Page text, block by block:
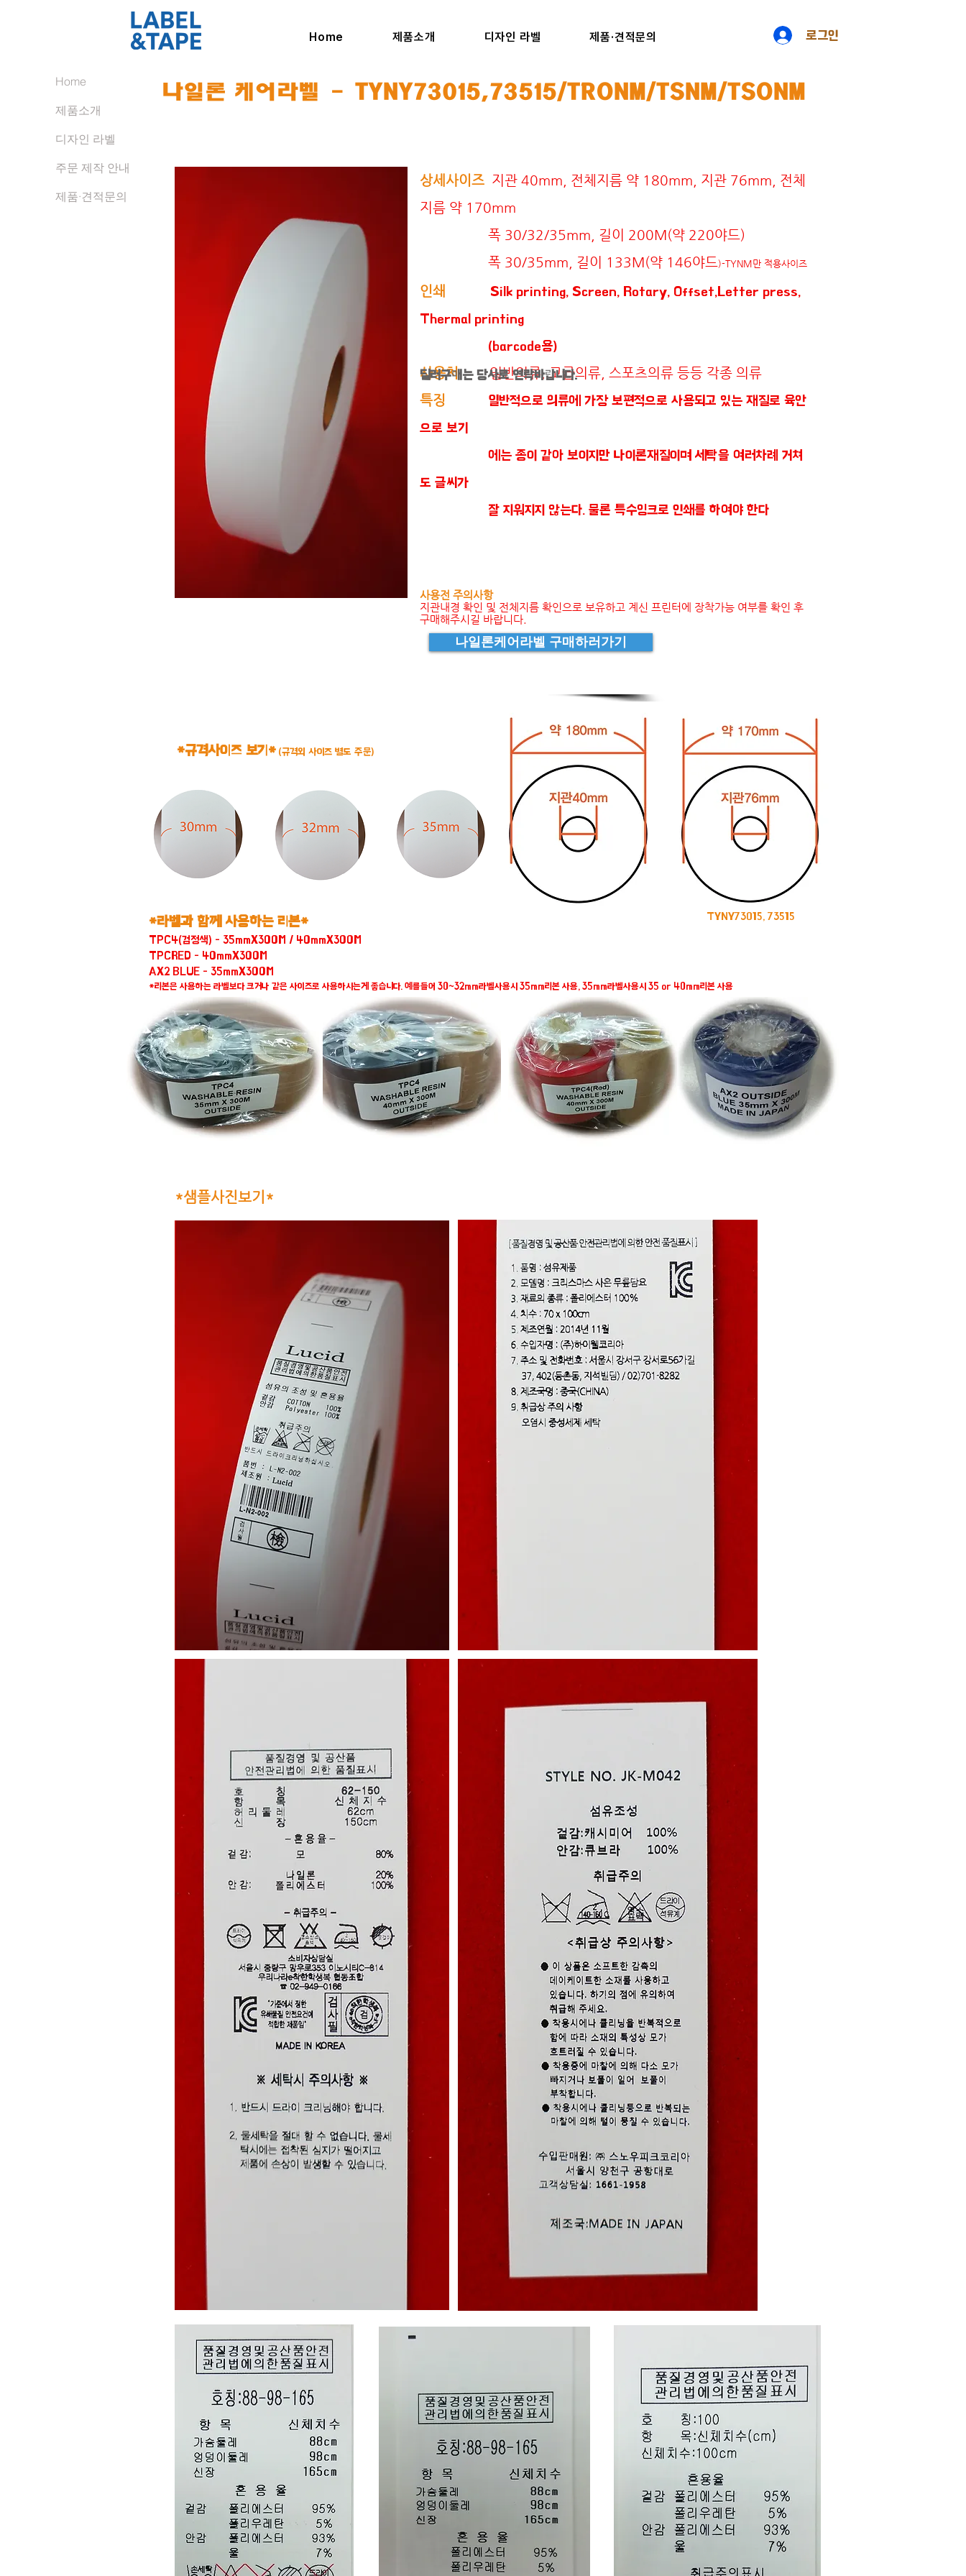
Home 제품소개 디자인 라벨 제품·견적문의 로그인
나일론 케어라벨 - TYNY73015,73515/TRONM/TSNM/TSONM
Home
제품소개
디자인 라벨
주문 제작 안내
제품·견적문의
상세사이즈 지관 40mm, 전체지름 약 180mm, 지관 76mm, 전체
지름 약 170mm
폭 30/32/35mm, 길이 200M(약 220야드)
폭 30/35mm, 길이 133M(약 146야드 )-TYNM만 적용사이즈
인쇄
Silk printing, Screen, Rotary, Offset,Letter press,
Thermal printing
(barcode용)
사용처
일반의류, 고급의류, 스포츠의류 등등 각종 의류
특징
일반적으로 의류에 가장 보편적으로 사용되고 있는 재질로 육안
으로 보기
에는 종이 같아 보이지만 나이론재질이며 세탁을 여러차례 거쳐
도 글씨가
잘 지워지지 않는다. 물론 특수잉크로 인쇄를 하여야 한다
사용전 주의사항
지관내경 확인 및 전체지름 확인으로 보유하고 계신 프린터에 장착가능 여부를 확인 후
구매해주시길 바랍니다.
딜러구매는 당사로 연락바랍니다.
나일론케어라벨 구매하러가기
*규격사이즈 보기* (규격외 사이즈 별도 주문)
*라벨과 함께 사용하는 리본*
TPC4(검정색) - 35mmX300M / 40mmX300M
TPCRED - 40mmX300M
AX2 BLUE - 35mmX300M
*리본은 사용하는 라벨보다 크거나 같은 사이즈로 사용하시는게 좋습니다. 예를들어 30~32mm라벨사용시 35mm리본 사용, 35mm라벨사용시 35 or 40mm리본 사용
TYNY73015, 73515
*샘플사진보기*